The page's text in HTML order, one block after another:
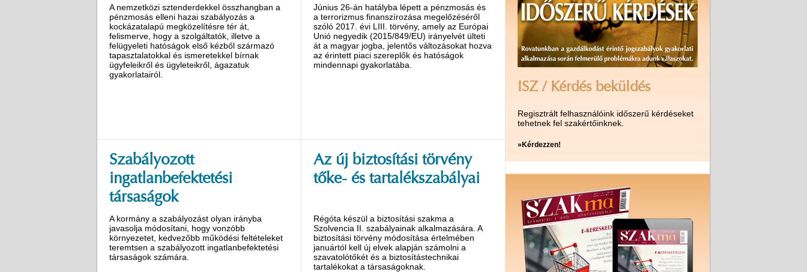
A nemzetközi sztenderdekkel összhangban a
pénzmosás elleni hazai szabályozás a
kockázatalapú megközelítésre tér át,
felismerve, hogy a szolgáltatók, illetve a
felügyeleti hatóságok első kézből származó
tapasztalatokkal és ismeretekkel bírnak
ügyfeleikről és ügyleteikről, ágazatuk
gyakorlatairól.
Június 26-án hatályba lépett a pénzmosás és
a terrorizmus finanszírozása megelőzéséről
szóló 2017. évi LIII. törvény, amely az Európai
Unió negyedik (2015/849/EU) irányelvét ülteti
át a magyar jogba, jelentős változásokat hozva
az érintett piaci szereplők és hatóságok
mindennapi gyakorlatába.
Szabályozott
ingatlanbefektetési
társaságok
A kormány a szabályozást olyan irányba
javasolja módosítani, hogy vonzóbb
környezetet, kedvezőbb működési feltételeket
teremtsen a szabályozott ingatlanbefektetési
társaságok számára.
Az új biztosítási törvény
tőke- és tartalékszabályai
Régóta készül a biztosítási szakma a
Szolvencia II. szabályainak alkalmazására. A
biztosítási törvény módosítása értelmében
januártól kell új elvek alapján számolni a
szavatolótőkét és a biztosítástech­nikai
tartalékokat a társaságoknak.
ISZ / Kérdés beküldés
Regisztrált felhasználóink időszerű kérdéseket
tehetnek fel szakértőinknek.
»Kérdezzen!